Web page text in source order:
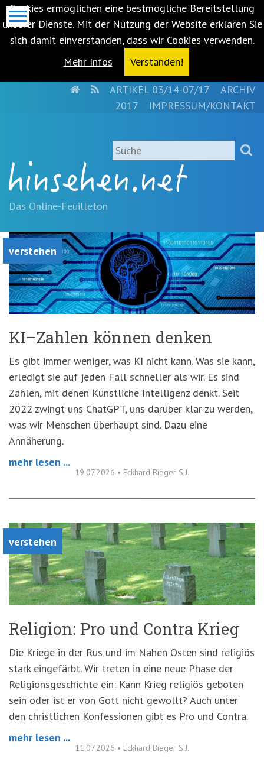
Cookies ermöglichen eine bestmögliche Bereitstellung
unserer Dienste. Mit der Nutzung der Website erklären Sie
sich damit einverstanden, dass wir Cookies verwenden.
Mehr Infos
Verstanden!
springen
(Accesskey
'1')Zur
springen
(Accesskey
'3')Zur
Suche
springen
(Accesskey
'2')
HOMERSSARTIKEL 03/14-07/17
ARCHIV
2017
IMPRESSUM/KONTAKT
Suche
Das Online-Feuilleton
verstehen
KI–Zahlen können denken
Es gibt immer weniger, was KI nicht kann. Was sie kann,
erledigt sie auf jeden Fall schneller als wir. Es sind
Zahlen, mit denen Künstliche Intelligenz denkt. Seit
2022 zwingt uns ChatGPT, uns darüber klar zu werden,
was wir Menschen überhaupt sind. Dazu eine
Annäherung.
mehr lesen ...
19.07.2026 • Eckhard Bieger S.J.
verstehen
Religion: Pro und Contra Krieg
Die Kriege in der Rus und im Nahen Osten sind religiös
stark eingefärbt. Wir treten in eine neue Phase der
Religionsgeschichte ein: Kann Krieg religiös geboten
sein oder ist er von Gott nicht gewollt? Auch unter
den christlichen Konfessionen gibt es Pro und Contra.
mehr lesen ...
11.07.2026 • Eckhard Bieger S.J.